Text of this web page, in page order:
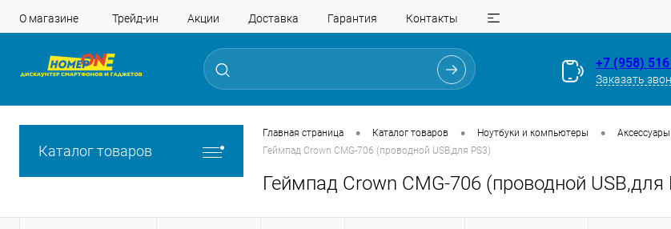
О магазине Трейд-ин Акции Доставка Гарантия Контакты
+7 (958)
Заказать
Каталог товаров
Главная страница • Каталог товаров • Ноутбуки и компьютеры •
Геймпад Crown CMG-706 (проводной USB,для PS3)
Геймпад Crown CMG-706 (проводной USB,для